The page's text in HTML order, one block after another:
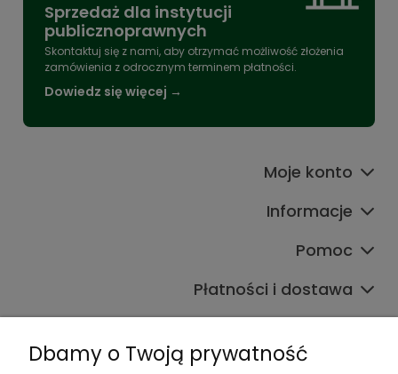
Sprzedaż dla instytucji
publicznoprawnych
Skontaktuj się z nami, aby otrzymać możliwość złożenia
zamówienia z odrocznym terminem płatności.
Dowiedz się więcej →
Moje konto
Informacje
Pomoc
Płatności i dostawa
Dbamy o Twoją prywatność